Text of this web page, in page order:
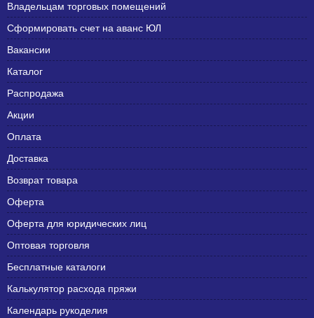
Владельцам торговых помещений
Сформировать счет на аванс ЮЛ
Вакансии
Каталог
Распродажа
Акции
Оплата
Доставка
Возврат товара
Оферта
Оферта для юридических лиц
Оптовая торговля
Бесплатные каталоги
Калькулятор расхода пряжи
Календарь рукоделия